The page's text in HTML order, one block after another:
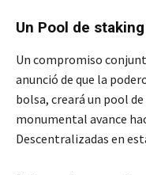
Un Pool de
Un compromiso
anunció de que la
bolsa, creará un pool
monumental avance
Descentralizadas en